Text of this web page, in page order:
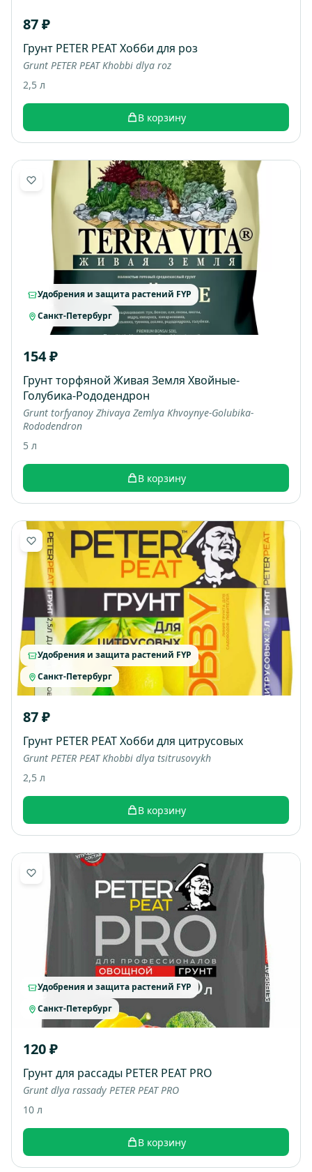
87 ₽
Грунт PETER PEAT Хобби для роз
Grunt PETER PEAT Khobbi dlya roz
2,5 л
В корзину
Удобрения и защита растений FYP
Санкт-Петербург
154 ₽
Грунт торфяной Живая Земля Хвойные-
Голубика-Рододендрон
Grunt torfyanoy Zhivaya Zemlya Khvoynye-Golubika-
Rododendron
5 л
В корзину
Удобрения и защита растений FYP
Санкт-Петербург
87 ₽
Грунт PETER PEAT Хобби для цитрусовых
Grunt PETER PEAT Khobbi dlya tsitrusovykh
2,5 л
В корзину
Удобрения и защита растений FYP
Санкт-Петербург
120 ₽
Грунт для рассады PETER PEAT PRO
Grunt dlya rassady PETER PEAT PRO
10 л
В корзину